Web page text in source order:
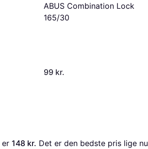
ABUS Combination Lock
165/30
99 kr.
er 148 kr. Det er den bedste pris lige nu